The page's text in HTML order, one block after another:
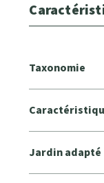
Taxonomie
Jardin adapté